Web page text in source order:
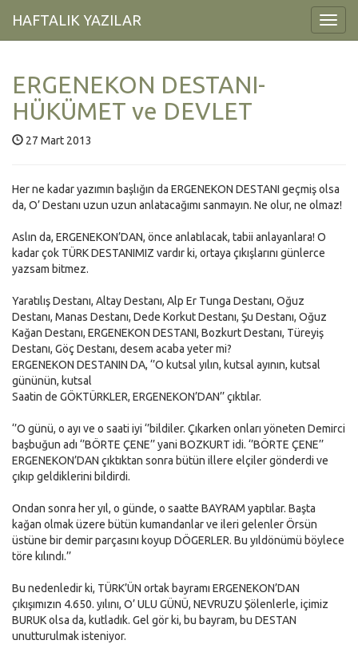
HAFTALIK YAZILAR
ERGENEKON DESTANI-
HÜKÜMET ve DEVLET
27 Mart 2013
Her ne kadar yazımın başlığın da ERGENEKON DESTANI geçmiş olsa
da, O’ Destanı uzun uzun anlatacağımı sanmayın. Ne olur, ne olmaz!
Aslın da, ERGENEKON’DAN, önce anlatılacak, tabii anlayanlara! O
kadar çok TÜRK DESTANIMIZ vardır ki, ortaya çıkışlarını günlerce
yazsam bitmez.
Yaratılış Destanı, Altay Destanı, Alp Er Tunga Destanı, Oğuz
Destanı, Manas Destanı, Dede Korkut Destanı, Şu Destanı, Oğuz
Kağan Destanı, ERGENEKON DESTANI, Bozkurt Destanı, Türeyiş
Destanı, Göç Destanı, desem acaba yeter mi?
ERGENEKON DESTANIN DA, ‘’O kutsal yılın, kutsal ayının, kutsal
gününün, kutsal
Saatin de GÖKTÜRKLER, ERGENEKON’DAN’’ çıktılar.
‘’O günü, o ayı ve o saati iyi ‘’bildiler. Çıkarken onları yöneten Demirci
başbuğun adı ‘’BÖRTE ÇENE’’ yani BOZKURT idi. ‘’BÖRTE ÇENE’’
ERGENEKON’DAN çıktıktan sonra bütün illere elçiler gönderdi ve
çıkıp geldiklerini bildirdi.
Ondan sonra her yıl, o günde, o saatte BAYRAM yaptılar. Başta
kağan olmak üzere bütün kumandanlar ve ileri gelenler Örsün
üstüne bir demir parçasını koyup DÖGERLER. Bu yıldönümü böylece
töre kılındı.’’
Bu nedenledir ki, TÜRK’ÜN ortak bayramı ERGENEKON’DAN
çıkışımızın 4.650. yılını, O’ ULU GÜNÜ, NEVRUZU Şölenlerle, içimiz
BURUK olsa da, kutladık. Gel gör ki, bu bayram, bu DESTAN
unutturulmak isteniyor.